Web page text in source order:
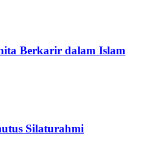
Berkarir dalam Islam
Silaturahmi